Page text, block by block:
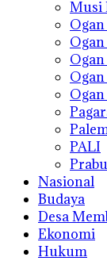
Musi
PALI
Nasional
Budaya
Desa
Ekonomi
Hukum